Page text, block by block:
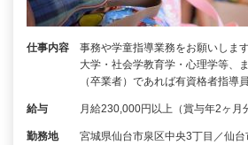
仕事内容
事務や学童指導業務をお願いしま
大学・社会学教育学・心理学等、
（卒業者）であれば有資格者指導
給与 月給230,000円以上（賞与年2ヶ月
勤務地
宮城県仙台市泉区中央3丁目／仙